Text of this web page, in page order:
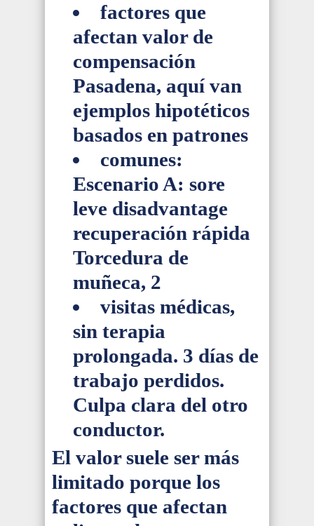
factores que
afectan valor de
compensación
Pasadena, aquí van
ejemplos hipotéticos
basados en patrones
comunes:
Escenario A: sore
leve disadvantage
recuperación rápida
Torcedura de
muñeca, 2
visitas médicas,
sin terapia
prolongada. 3 días de
trabajo perdidos.
Culpa clara del otro
conductor.
El valor suele ser más
limitado porque los
factores que afectan